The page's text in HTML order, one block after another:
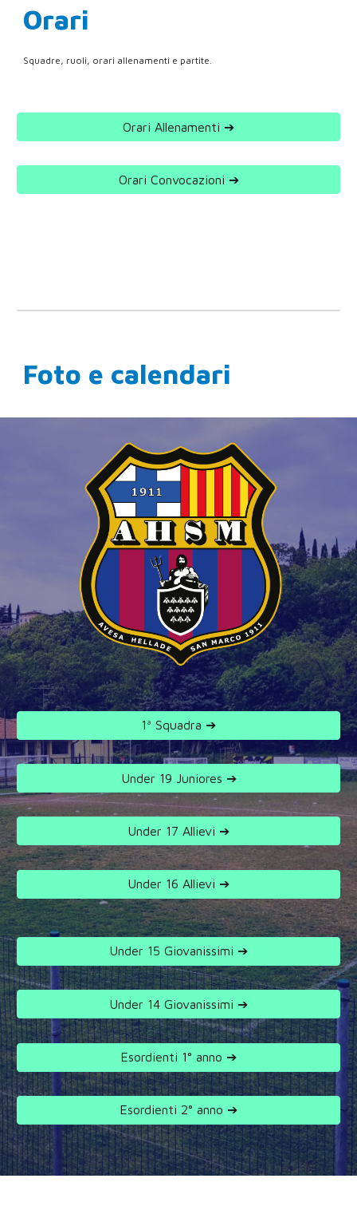
Orari
Squadre, ruoli, orari allenamenti e partite.
Orari Allenamenti ➔
Orari Convocazioni ➔
Foto e calendari
1ª Squadra ➔
Under 19 Juniores ➔
Under 17 Allievi ➔
Under 16 Allievi ➔
Under 15 Giovanissimi ➔
Under 14 Giovanissimi ➔
Esordienti 1° anno ➔
Esordienti 2° anno ➔